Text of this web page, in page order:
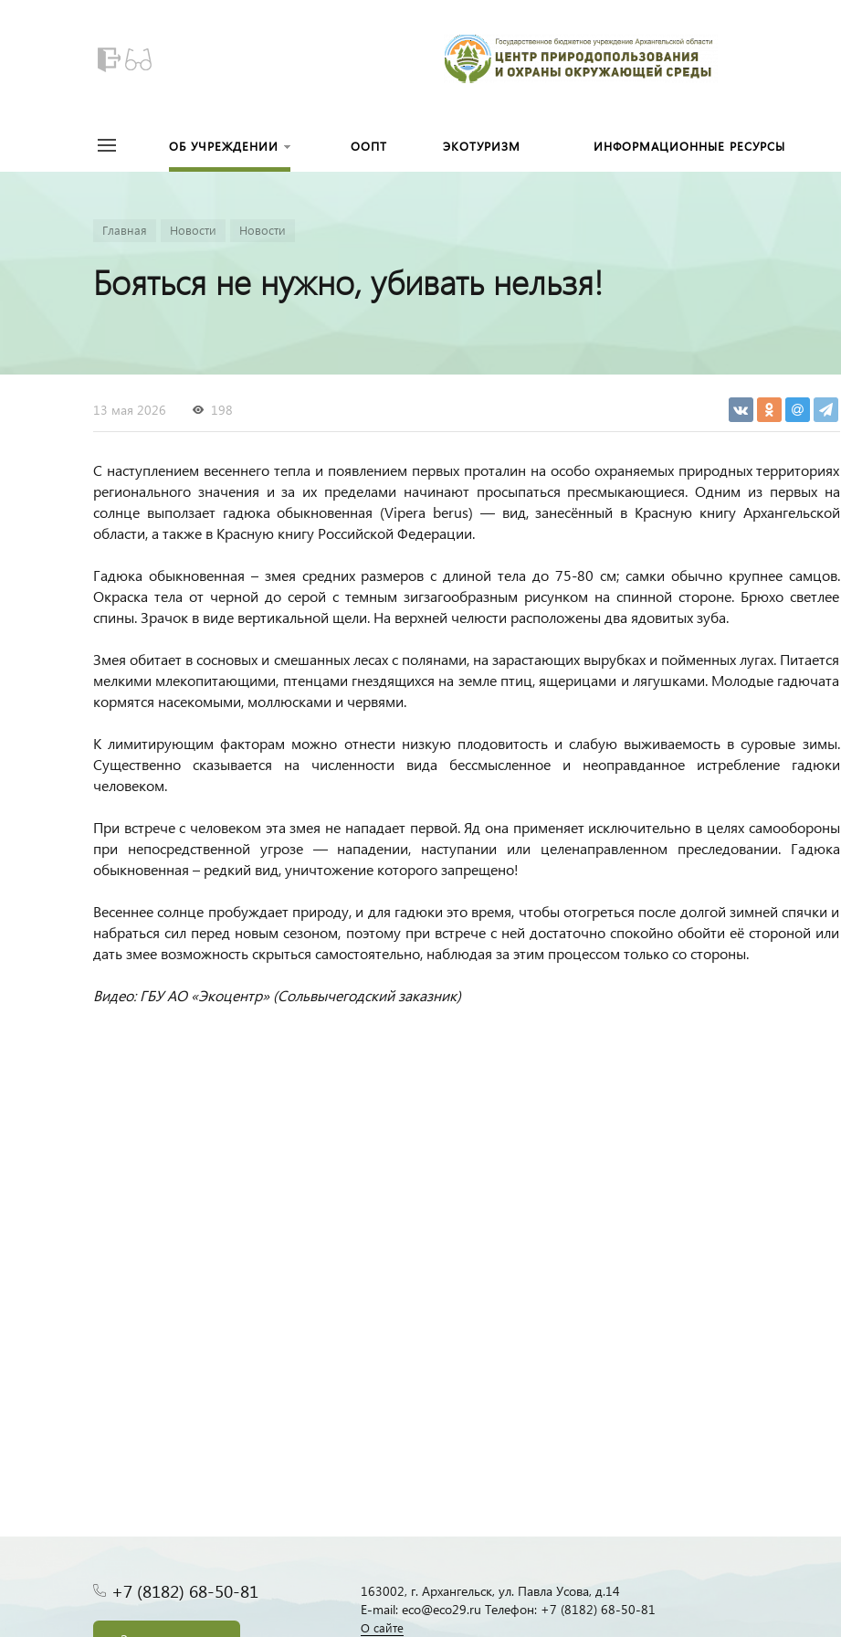
ОБ УЧРЕЖДЕНИИ ООПТ ЭКОТУРИЗМ ИНФОРМАЦИОННЫЕ РЕСУРСЫ
Главная Новости Новости
Бояться не нужно, убивать нельзя!
13 мая 2026 198
С наступлением весеннего тепла и появлением первых проталин на особо охраняемых природных территориях
регионального значения и за их пределами начинают просыпаться пресмыкающиеся. Одним из первых на
солнце выползает гадюка обыкновенная (Vipera berus) — вид, занесённый в Красную книгу Архангельской
области, а также в Красную книгу Российской Федерации.
Гадюка обыкновенная – змея средних размеров с длиной тела до 75-80 см; самки обычно крупнее самцов.
Окраска тела от черной до серой с темным зигзагообразным рисунком на спинной стороне. Брюхо светлее
спины. Зрачок в виде вертикальной щели. На верхней челюсти расположены два ядовитых зуба.
Змея обитает в сосновых и смешанных лесах с полянами, на зарастающих вырубках и пойменных лугах. Питается
мелкими млекопитающими, птенцами гнездящихся на земле птиц, ящерицами и лягушками. Молодые гадючата
кормятся насекомыми, моллюсками и червями.
К лимитирующим факторам можно отнести низкую плодовитость и слабую выживаемость в суровые зимы.
Существенно сказывается на численности вида бессмысленное и неоправданное истребление гадюки
человеком.
При встрече с человеком эта змея не нападает первой. Яд она применяет исключительно в целях самообороны
при непосредственной угрозе — нападении, наступании или целенаправленном преследовании. Гадюка
обыкновенная – редкий вид, уничтожение которого запрещено!
Весеннее солнце пробуждает природу, и для гадюки это время, чтобы отогреться после долгой зимней спячки и
набраться сил перед новым сезоном, поэтому при встрече с ней достаточно спокойно обойти её стороной или
дать змее возможность скрыться самостоятельно, наблюдая за этим процессом только со стороны.
Видео: ГБУ АО «Экоцентр» (Сольвычегодский заказник)
+7 (8182) 68-50-81
163002, г. Архангельск, ул. Павла Усова, д.14
E-mail: eco@eco29.ru Телефон: +7 (8182) 68-50-81
О сайте